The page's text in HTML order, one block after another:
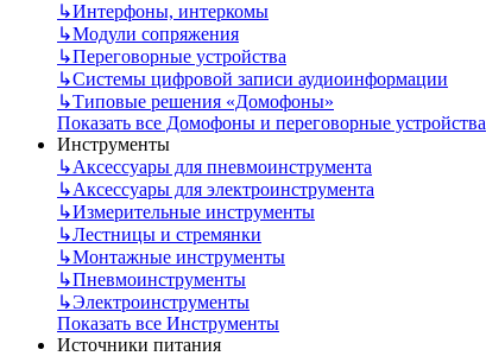
↳Интерфоны, интеркомы
↳Модули сопряжения
↳Переговорные устройства
↳Системы цифровой записи аудиоинформации
↳Типовые решения «Домофоны»
Показать все Домофоны и переговорные устройства
Инструменты
↳Аксессуары для пневмоинструмента
↳Аксессуары для электроинструмента
↳Измерительные инструменты
↳Лестницы и стремянки
↳Монтажные инструменты
↳Пневмоинструменты
↳Электроинструменты
Показать все Инструменты
Источники питания